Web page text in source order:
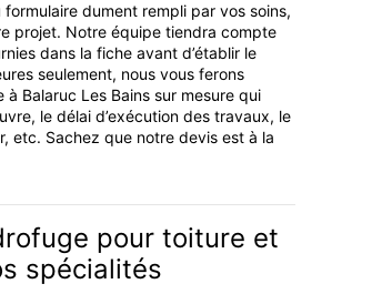
dument rempli par vos soins,
projet. Notre équipe tiendra compte
dans la fiche avant d’établir le
seulement, nous vous ferons
Balaruc Les Bains sur mesure qui
le délai d’exécution des travaux, le
etc. Sachez que notre devis est à la
pour toiture et
spécialités